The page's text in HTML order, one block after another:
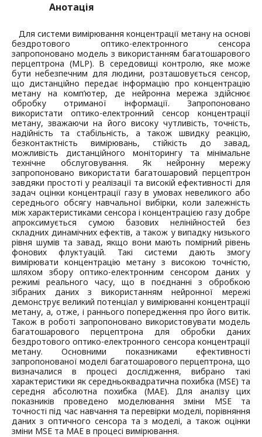
Анотація
Для системи вимірювання концентрації метану на основі
бездротового оптико-електронного сенсора
запропоновано модель з використанням багатошарового
перцептрона (MLP). В середовищі контролю, яке може
бути небезпечним для людини, розташовується сенсор,
що дистанційно передає інформацію про концентрацію
метану на комп’ютер, де нейронна мережа здійснює
обробку отриманої інформації. Запропоновано
використати оптико-електронний сенсор концентрації
метану, зважаючи на його високу чутливість, точність,
надійність та стабільність, а також швидку реакцію,
безконтактність вимірювань, стійкість до завад,
можливість дистанційного моніторингу та мінімальне
технічне обслуговування. Як нейронну мережу
запропоновано використати багатошаровий перцептрон
завдяки простоті у реалізації та високій ефективності для
задач оцінки концентрації газу в умовах невеликого або
середнього обсягу навчальної вибірки, коли залежність
між характеристиками сенсора і концентрацією газу добре
апроксимується сумою базових нелінійностей без
складних динамічних ефектів, а також у випадку низького
рівня шумів та завад, якщо вони мають помірний рівень
фонових флуктуацій. Такі системи дають змогу
вимірювати концентрацію метану з високою точністю,
шляхом збору оптико-електронним сенсором даних у
режимі реального часу, що в поєднанні з обробкою
зібраних даних з використанням нейронної мережі
демонструє великий потенціал у вимірюванні концентрації
метану, а, отже, і раннього попередження про його витік.
Також в роботі запропоновано використовувати модель
багатошарового перцептрона для обробки даних
бездротового оптико-електронного сенсора концентрації
метану. Основними показниками ефективності
запропонованої моделі багатошарового перцептрона, що
визначалися в процесі дослідження, вибрано такі
характеристики як середньоквадратична похибка (MSE) та
середня абсолютна похибка (MAE). Для аналізу цих
показників проведено моделювання зміни MSE та
точності під час навчання та перевірки моделі, порівняння
даних з оптичного сенсора та з моделі, а також оцінки
зміни MSE та MAE в процесі вимірювання.